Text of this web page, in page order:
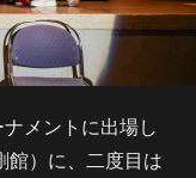
メントに出場し
館）に、二度目は